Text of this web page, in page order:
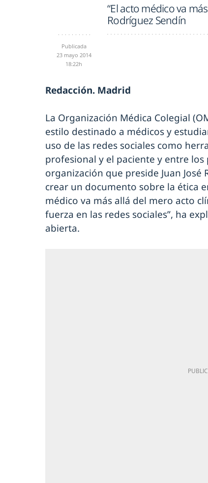
“El acto médico va
Rodríguez Sendín
Publicada
23 mayo 2014
18:22h
Redacción. Madrid
La Organización Médica Colegial
estilo destinado a médicos y
uso de las redes sociales como
profesional y el paciente y entre los
organización que preside Juan
crear un documento sobre la ética
médico va más allá del mero acto
fuerza en las redes sociales”, ha
abierta.